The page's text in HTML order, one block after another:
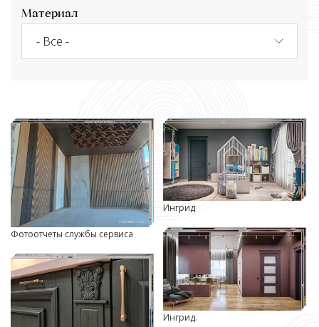
Материал
Фотоотчеты службы сервиса
Ингрид
Ингрид.